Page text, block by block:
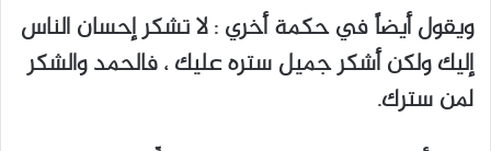
ويقول أيضاً في حكمة أخري : لا تشكر إحسان الناس
إليك ولكن أشكر جميل ستره عليك ، فالحمد والشكر
لمن سترك.